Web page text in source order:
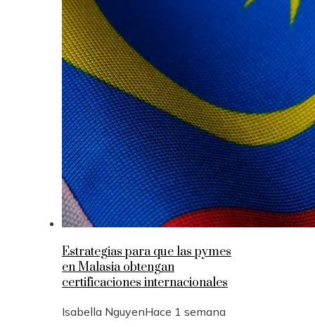
Estrategias para que las pymes
en Malasia obtengan
certificaciones internacionales
Isabella NguyenHace 1 semana